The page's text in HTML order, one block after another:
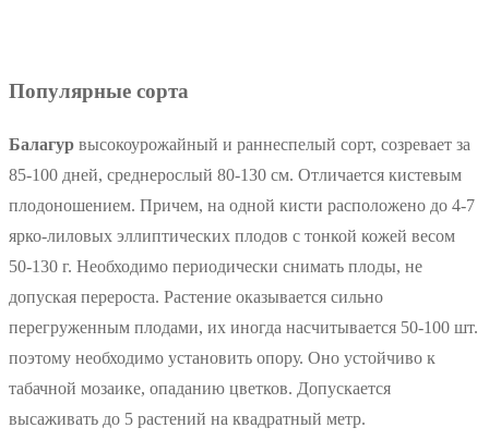
Популярные сорта
Балагур высокоурожайный и раннеспелый сорт, созревает за
85-100 дней, среднерослый 80-130 см. Отличается кистевым
плодоношением. Причем, на одной кисти расположено до 4-7
ярко-лиловых эллиптических плодов с тонкой кожей весом
50-130 г. Необходимо периодически снимать плоды, не
допуская перероста. Растение оказывается сильно
перегруженным плодами, их иногда насчитывается 50-100 шт.
поэтому необходимо установить опору. Оно устойчиво к
табачной мозаике, опаданию цветков. Допускается
высаживать до 5 растений на квадратный метр.